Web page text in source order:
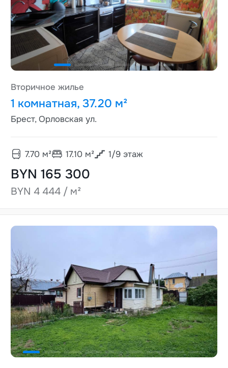
Вторичное жилье
1 комнатная, 37.20 м²
Брест, Орловская ул.
7.70м² 17.10м² 1/9этаж
BYN 165 300
BYN 4 444 / м²